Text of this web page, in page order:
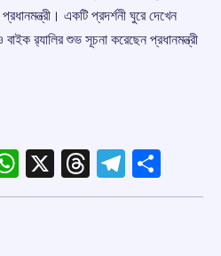
একটি প্রদর্শনী ঘুরে দেখেন
র‍্যালির শুভ সূচনা করেছেন প্রধানমন্ত্রী
WhatsApp
X Threads